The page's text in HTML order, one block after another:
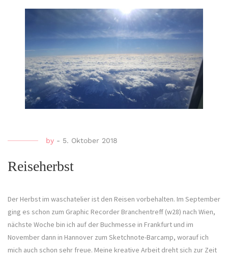
by - 5. Oktober 2018
Reiseherbst
Der Herbst im waschatelier ist den Reisen vorbehalten. Im September
ging es schon zum Graphic Recorder Branchentreff (w28) nach Wien,
nächste Woche bin ich auf der Buchmesse in Frankfurt und im
November dann in Hannover zum Sketchnote-Barcamp, worauf ich
mich auch schon sehr freue. Meine kreative Arbeit dreht sich zur Zeit